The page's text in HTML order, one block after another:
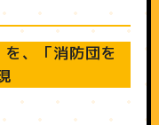
、「消防団を